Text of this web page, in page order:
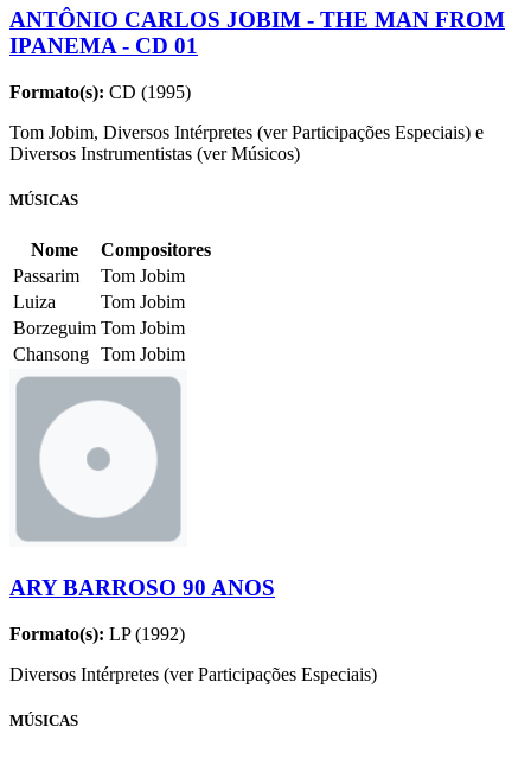
ANTÔNIO CARLOS JOBIM - THE MAN FROM
IPANEMA - CD 01
Formato(s): CD (1995)
Tom Jobim, Diversos Intérpretes (ver Participações Especiais) e
Diversos Instrumentistas (ver Músicos)
MÚSICAS
Nome
Compositores
Passarim
Tom Jobim
Luiza
Tom Jobim
Borzeguim Tom Jobim
Chansong Tom Jobim
ARY BARROSO 90 ANOS
Formato(s): LP (1992)
Diversos Intérpretes (ver Participações Especiais)
MÚSICAS